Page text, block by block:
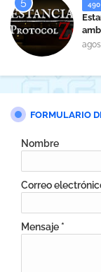
490
FORMULARIO
Nombre
Correo
Mensaje *